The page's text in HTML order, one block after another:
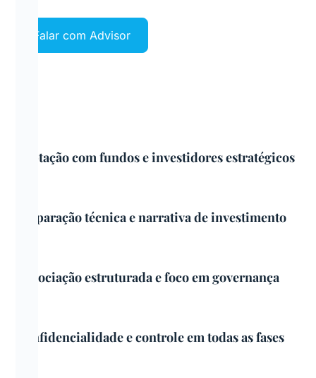
Falar com Advisor
Captação com fundos e investidores estratégicos
Preparação técnica e narrativa de investimento
Negociação estruturada e foco em governança
Confidencialidade e controle em todas as fases